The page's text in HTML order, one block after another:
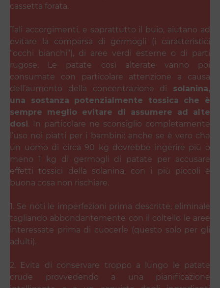
cassetta forata.
Tali accorgimenti, e soprattutto il buio, aiutano ad
evitare la comparsa di germogli (i caratteristici
“occhi bianchi”), di aree verdi esterne o di parti
rugose. Le patate così alterate vanno poi
consumate con particolare attenzione a causa
dell’aumento della concentrazione di solanina,
una sostanza potenzialmente tossica che è
sempre meglio evitare di assumere ad alte
dosi. In particolare ne sconsiglio completamente
l’uso nei piatti per i bambini: anche se è vero che
un uomo di circa 90 kg dovrebbe ingerire più o
meno 1 kg di germogli di patate per accusare
effetti tossici della solanina, con i più piccoli è
buona cosa non rischiare.
1. Se noti le imperfezioni prima descritte, eliminale
tagliando abbondantemente con il coltello le aree
interessate prima di cuocerle (questo solo per gli
adulti).
2. Evita di conservare troppo a lungo le patate
crude provvedendo a una pianificazione